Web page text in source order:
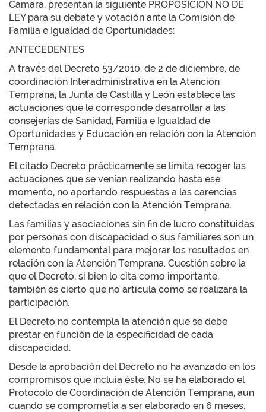
Cámara, presentan la siguiente PROPOSICIÓN NO DE
LEY para su debate y votación ante la Comisión de
Familia e Igualdad de Oportunidades:
ANTECEDENTES
A través del Decreto 53/2010, de 2 de diciembre, de
coordinación Interadministrativa en la Atención
Temprana, la Junta de Castilla y León establece las
actuaciones que le corresponde desarrollar a las
consejerías de Sanidad, Familia e Igualdad de
Oportunidades y Educación en relación con la Atención
Temprana.
El citado Decreto prácticamente se limita recoger las
actuaciones que se venían realizando hasta ese
momento, no aportando respuestas a las carencias
detectadas en relación con la Atención Temprana.
Las familias y asociaciones sin fin de lucro constituidas
por personas con discapacidad o sus familiares son un
elemento fundamental para mejorar los resultados en
relación con la Atención Temprana. Cuestión sobre la
que el Decreto, si bien lo cita como importante,
también es cierto que no articula como se realizará la
participación.
El Decreto no contempla la atención que se debe
prestar en función de la especificidad de cada
discapacidad.
Desde la aprobación del Decreto no ha avanzado en los
compromisos que incluía éste: No se ha elaborado el
Protocolo de Coordinación de Atención Temprana, aun
cuando se comprometía a ser elaborado en 6 meses.